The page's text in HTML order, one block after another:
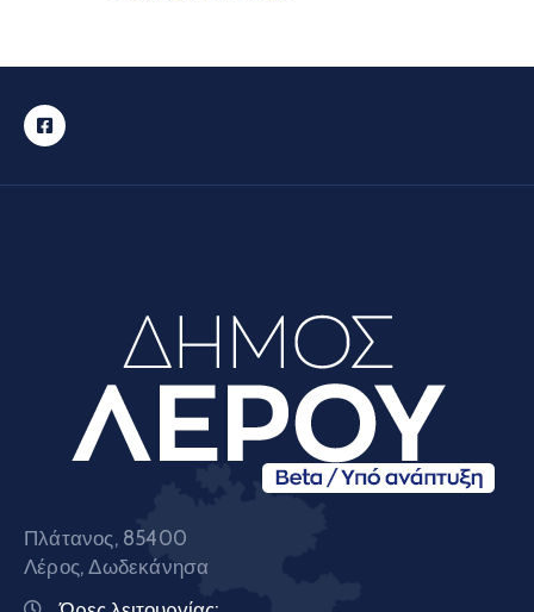
Πλάτανος, 85400
Λέρος, Δωδεκάνησα